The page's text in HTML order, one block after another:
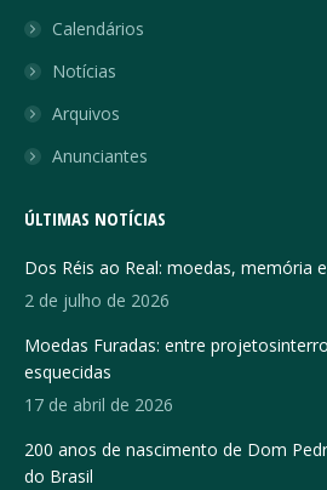
Calendários
Notícias
Arquivos
Anunciantes
ÚLTIMAS NOTÍCIAS
Dos Réis ao Real: moedas, memória
2 de julho de 2026
Moedas Furadas: entre
esquecidas
17 de abril de 2026
200 anos de nascimento de Dom
do Brasil